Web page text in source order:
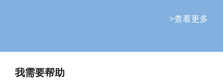
>查看更多
我需要帮助